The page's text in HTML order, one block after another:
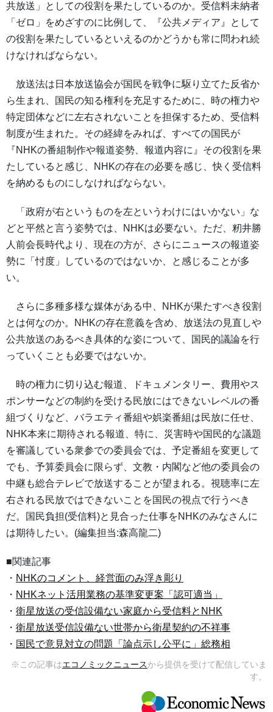
共放送」としての役割を果たしているのか。受信料未納者
「ゼロ」をめざすのに比例して、『公共メディア』として
の役割を果たしているといえるのかどうかも常に問われ続
けなければならない。
放送法は日本放送協会が国民を戦争に駆り立てた反省か
ら生まれ、国民の知る権利を充足するために、時の権力や
特定団体などに左右されないことを担保するため、受信料
制度が生まれた。その経緯をみれば、すべての国民が
『NHKの番組制作や報道姿勢、報道内容に』その役割を果
たしていると感じ、NHKの存在の必要を感じ、快く受信料
を納めるものにしなければならない。
「政府が右というものを左というわけにはいかない」な
どと平然と言う姿勢では、NHKは必要ない。ただ、籾井勝
人前会長時代より、現在の方が、さらにニュースの報道姿
勢に「忖度」しているのではないか、と感じることが多
い。
さらに多種多様な媒体がある中、NHKが果たすべき役割
とは何なのか。NHKの存在意義を含め、放送法の見直しや
公共放送のあるべき具体的な姿について、国民的議論を行
っていくことも必要ではないか。
時の権力に切り込む報道、ドキュメンタリー、費用やス
ポンサーなどの制約を受ける民放にはできないレベルの番
組づくりなど、バラエティ番組や娯楽番組は民放に任せ、
NHK本来に期待される報道、特に、災害時や国民的な議題
を審議している衆参での委員会では、予定番組を変更して
でも、予算委員会に限らず、文教・内閣など他の委員会の
中継も総合テレビで放送することが望まれる。視聴率に左
右される民放ではできないことを国民の視点で行うべき
だ。国民負担(受信料)と見合った仕事をNHKのみなさんに
は期待したい。(編集担当:森高龍二)
■関連記事
・ NHKのコメント、経営面のみ浮き彫り
・ NHKネット活用業務の基準変更案「認可適当」
・ 衛星放送の受信設備ない家庭から受信料とNHK
・ 衛星放送受信設備ない世帯から衛星契約の不祥事
・ 国民で意見対立の問題「論点示し公平に」総務相
※この記事はエコノミックニュースから提供を受けて配信していま
す。